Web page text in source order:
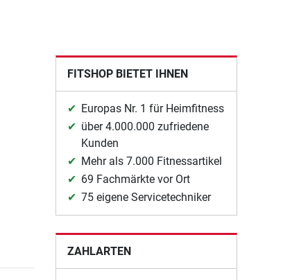
FITSHOP BIETET IHNEN
Europas Nr. 1 für Heimfitness
über 4.000.000 zufriedene
Kunden
Mehr als 7.000 Fitnessartikel
69 Fachmärkte vor Ort
75 eigene Servicetechniker
ZAHLARTEN